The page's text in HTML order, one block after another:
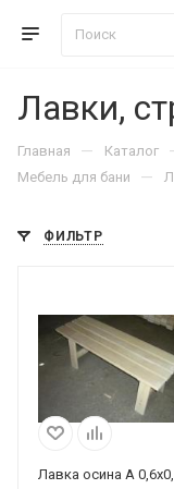
Лавки,
Главная — Каталог
Мебель для бани —
ФИЛЬТР
Лавка осина А